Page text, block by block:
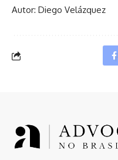
Autor: Diego Velázquez